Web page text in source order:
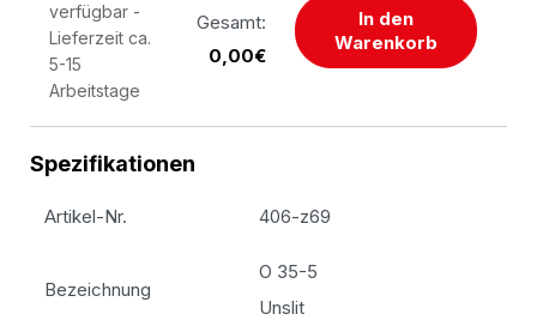
verfügbar -
Lieferzeit ca.
5-15
Arbeitstage
Gesamt:
0,00€
In den
Warenkorb
Spezifikationen
Artikel-Nr. 406-z69
Bezeichnung
O 35-5
Unslit